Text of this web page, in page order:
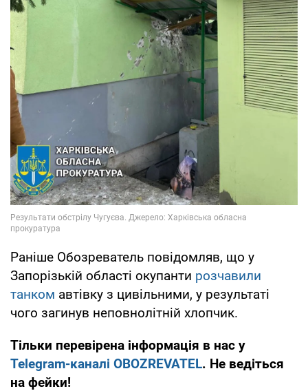
Раніше Обозреватель повідомляв, що у
Запорізькій області окупанти розчавили
танком автівку з цивільними, у результаті
чого загинув неповнолітній хлопчик.
Тільки перевірена інформація в нас у
Telegram-каналі OBOZREVATEL. Не ведіться
на фейки!